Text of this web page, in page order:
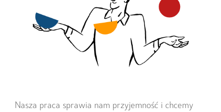
Nasza praca sprawia nam przyjemność i chcemy